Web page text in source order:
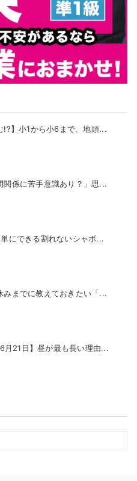
!?】小1から小6まで、地頭...
関係に苦手意識あり？」思...
にできる割れないシャボ...
みまでに教えておきたい「...
月21日】昼が最も長い理由...